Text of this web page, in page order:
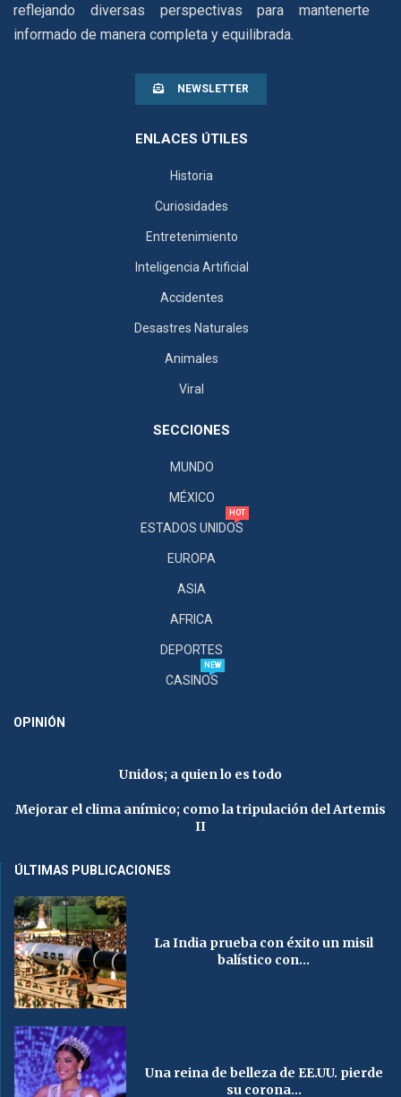
reflejando diversas perspectivas para mantenerte
informado de manera completa y equilibrada.
NEWSLETTER
ENLACES ÚTILES
Historia
Curiosidades
Entretenimiento
Inteligencia Artificial
Accidentes
Desastres Naturales
Animales
Viral
SECCIONES
MUNDO
MÉXICO
ESTADOS UNIDOS
HOT
EUROPA
ASIA
AFRICA
DEPORTES
CASINOS
NEW
OPINIÓN
Unidos; a quien lo es todo
Mejorar el clima anímico; como la tripulación del Artemis
II
ÚLTIMAS PUBLICACIONES
La India prueba con éxito un misil
balístico con...
Una reina de belleza de EE.UU. pierde
su corona...